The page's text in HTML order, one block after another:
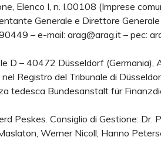
Elenco I, n. I.00108 (Imprese
Generale e Direttore Generale
– e-mail: arag@arag.it – pec:
D – 40472 Düsseldorf (Germania),
Registro del Tribunale di
tedesca Bundesanstalt für
Peskes. Consiglio di Gestione: Dr.
Werner Nicoll, Hanno